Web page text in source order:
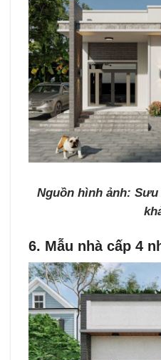
Nguồn hình ảnh:
6. Mẫu nhà cấp 4